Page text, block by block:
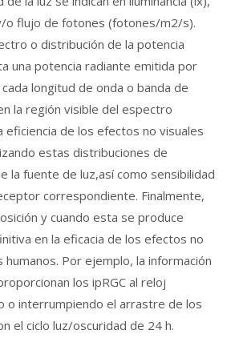
o flujo de fotones (fotones/m2/s).
o distribución de la potencia
una potencia radiante emitida por
longitud de onda o banda de
la región visible del espectro
eficiencia de los efectos no visuales
estas distribuciones de
la fuente de luz,así como sensibilidad
correspondiente. Finalmente,
y cuando esta se produce
en la eficacia de los efectos no
Por ejemplo, la información
los ipRGC al reloj
o interrumpiendo el arrastre de los
el ciclo luz/oscuridad de 24 h.